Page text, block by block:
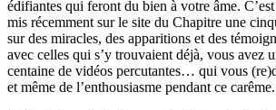
édifiantes qui feront du bien à votre âme.
mis récemment sur le site du Chapitre une
sur des miracles, des apparitions et des
avec celles qui s’y trouvaient déjà, vous avez
centaine de vidéos percutantes… qui vous
et même de l’enthousiasme pendant ce carême.